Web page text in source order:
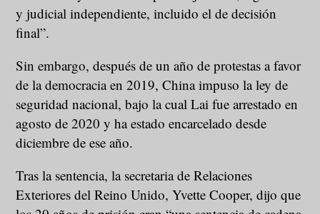
y judicial independiente, incluido el de decisión
final”.
Sin embargo, después de un año de protestas a favor
de la democracia en 2019, China impuso la ley de
seguridad nacional, bajo la cual Lai fue arrestado en
agosto de 2020 y ha estado encarcelado desde
diciembre de ese año.
Tras la sentencia, la secretaria de Relaciones
Exteriores del Reino Unido, Yvette Cooper, dijo que